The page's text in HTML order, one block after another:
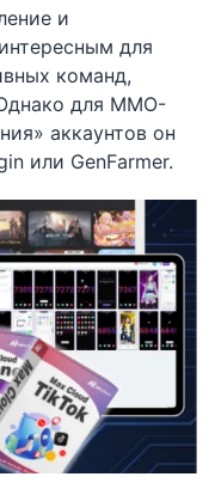
и
для
команд,
для MMO-
аккаунтов он
или GenFarmer.